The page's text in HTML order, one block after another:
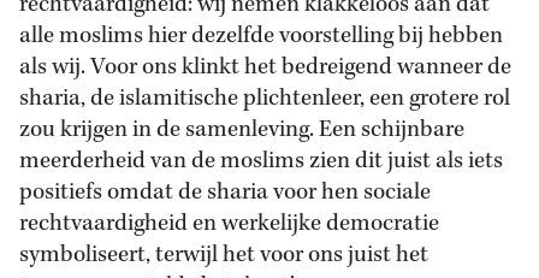
alle moslims hier dezelfde voorstelling bij hebben
als wij. Voor ons klinkt het bedreigend wanneer de
sharia, de islamitische plichtenleer, een grotere rol
zou krijgen in de samenleving. Een schijnbare
meerderheid van de moslims zien dit juist als iets
positiefs omdat de sharia voor hen sociale
rechtvaardigheid en werkelijke democratie
symboliseert, terwijl het voor ons juist het